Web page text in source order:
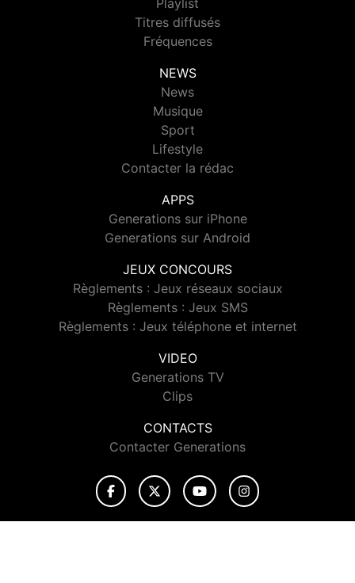
Playlist
Titres diffusés
Fréquences
NEWS
News
Musique
Sport
Lifestyle
Contacter la rédac
APPS
Generations sur iPhone
Generations sur Android
JEUX CONCOURS
Règlements : Jeux réseaux sociaux
Règlements : Jeux SMS
Règlements : Jeux téléphone et internet
VIDEO
Generations TV
Clips
CONTACTS
Contacter Generations